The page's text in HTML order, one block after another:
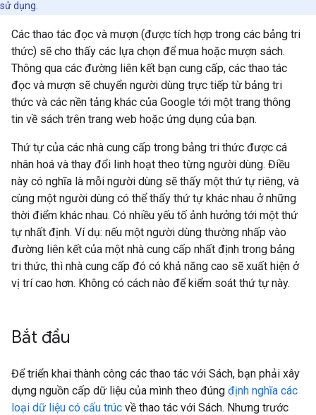
sử dụng.
Các thao tác đọc và mượn (được tích hợp trong các bảng tri
thức) sẽ cho thấy các lựa chọn để mua hoặc mượn sách.
Thông qua các đường liên kết bạn cung cấp, các thao tác
đọc và mượn sẽ chuyển người dùng trực tiếp từ bảng tri
thức và các nền tảng khác của Google tới một trang thông
tin về sách trên trang web hoặc ứng dụng của bạn.
Thứ tự của các nhà cung cấp trong bảng tri thức được cá
nhân hoá và thay đổi linh hoạt theo từng người dùng. Điều
này có nghĩa là mỗi người dùng sẽ thấy một thứ tự riêng, và
cùng một người dùng có thể thấy thứ tự khác nhau ở những
thời điểm khác nhau. Có nhiều yếu tố ảnh hưởng tới một thứ
tự nhất định. Ví dụ: nếu một người dùng thường nhấp vào
đường liên kết của một nhà cung cấp nhất định trong bảng
tri thức, thì nhà cung cấp đó có khả năng cao sẽ xuất hiện ở
vị trí cao hơn. Không có cách nào để kiểm soát thứ tự này.
Bắt đầu
Để triển khai thành công các thao tác với Sách, bạn phải xây
dựng nguồn cấp dữ liệu của mình theo đúng định nghĩa các
loại dữ liệu có cấu trúc về thao tác với Sách. Nhưng trước